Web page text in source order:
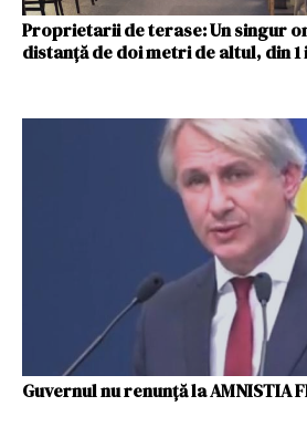
Proprietarii de terase: Un singur
distanţă de doi metri de altul, din 1
Guvernul nu renunţă la AMNISTIA